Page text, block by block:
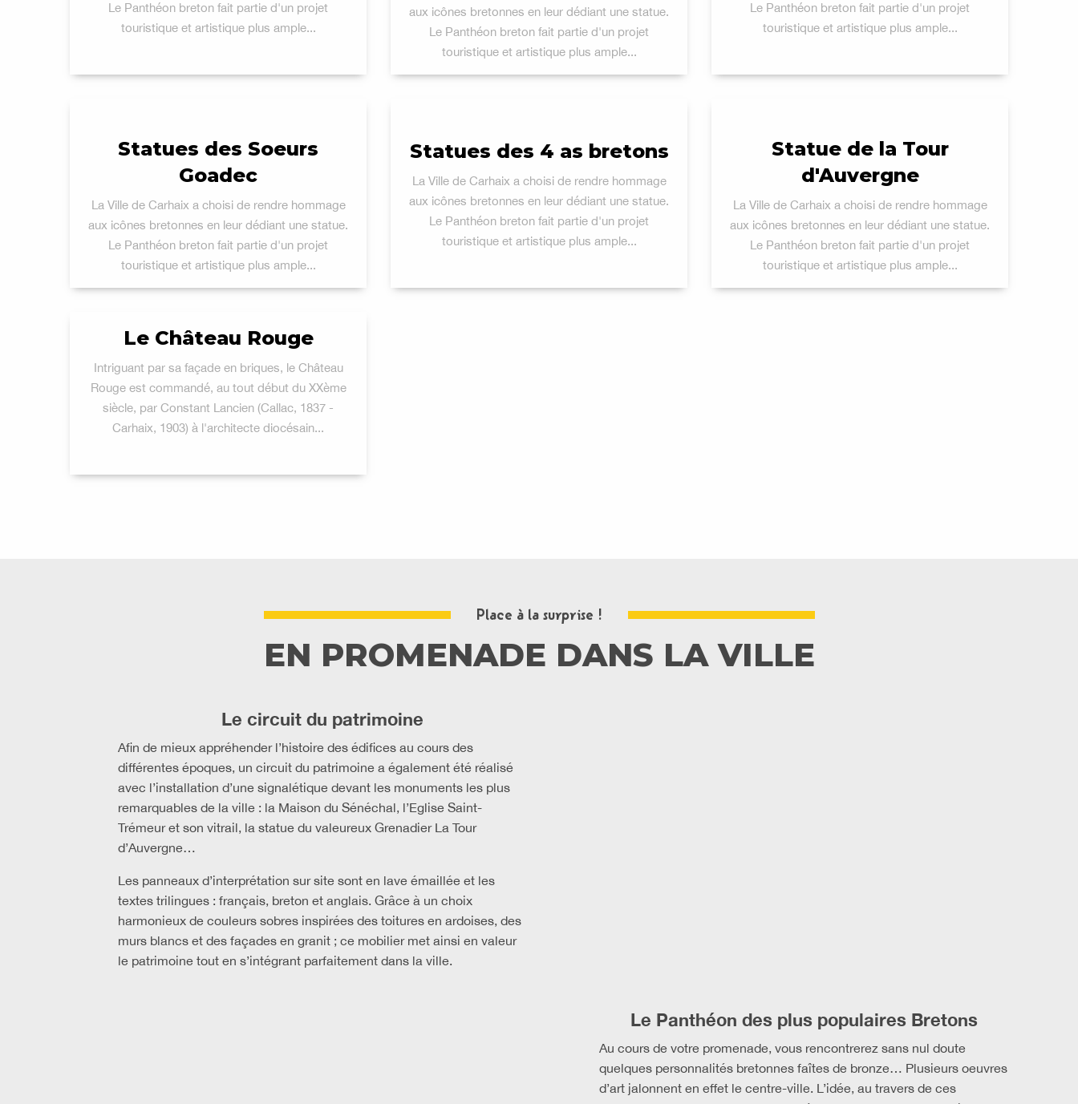
Le Panthéon breton fait partie d'un projet
touristique et artistique plus ample...
aux icônes bretonnes en leur dédiant une statue.
Le Panthéon breton fait partie d'un projet
touristique et artistique plus ample...
Le Panthéon breton fait partie d'un projet
touristique et artistique plus ample...
Statues des Soeurs
Goadec
La Ville de Carhaix a choisi de rendre hommage
aux icônes bretonnes en leur dédiant une statue.
Le Panthéon breton fait partie d'un projet
touristique et artistique plus ample...
Statues des 4 as bretons
La Ville de Carhaix a choisi de rendre hommage
aux icônes bretonnes en leur dédiant une statue.
Le Panthéon breton fait partie d'un projet
touristique et artistique plus ample...
Statue de la Tour
d'Auvergne
La Ville de Carhaix a choisi de rendre hommage
aux icônes bretonnes en leur dédiant une statue.
Le Panthéon breton fait partie d'un projet
touristique et artistique plus ample...
Le Château Rouge
Intriguant par sa façade en briques, le Château
Rouge est commandé, au tout début du XXème
siècle, par Constant Lancien (Callac, 1837 -
Carhaix, 1903) à l'architecte diocésain...
Place à la surprise !
EN PROMENADE DANS LA VILLE
Le circuit du patrimoine
Afin de mieux appréhender l’histoire des édifices au cours des
différentes époques, un circuit du patrimoine a également été réalisé
avec l’installation d’une signalétique devant les monuments les plus
remarquables de la ville : la Maison du Sénéchal, l’Eglise Saint-
Trémeur et son vitrail, la statue du valeureux Grenadier La Tour
d’Auvergne…
Les panneaux d’interprétation sur site sont en lave émaillée et les
textes trilingues : français, breton et anglais. Grâce à un choix
harmonieux de couleurs sobres inspirées des toitures en ardoises, des
murs blancs et des façades en granit ; ce mobilier met ainsi en valeur
le patrimoine tout en s’intégrant parfaitement dans la ville.
Le Panthéon des plus populaires Bretons
Au cours de votre promenade, vous rencontrerez sans nul doute
quelques personnalités bretonnes faîtes de bronze… Plusieurs oeuvres
d’art jalonnent en effet le centre-ville. L’idée, au travers de ces